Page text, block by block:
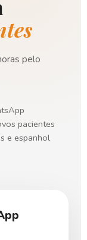
pelo
pacientes
e espanhol